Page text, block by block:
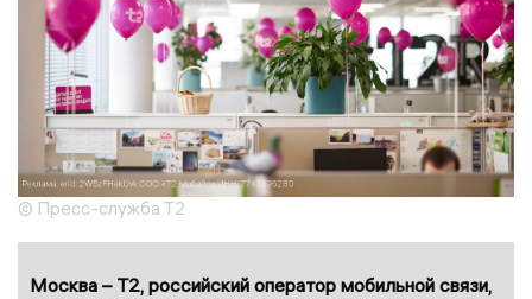
© Пресс-служба T2
Москва – Т2, российский оператор мобильной связи,